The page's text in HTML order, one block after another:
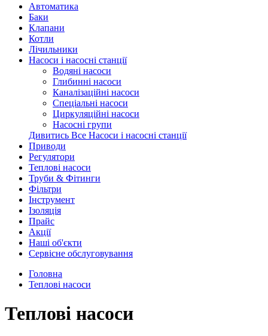
Автоматика
Баки
Клапани
Котли
Лічильники
Насоси і насосні станції
Водяні насоси
Глибинні насоси
Каналізаційні насоси
Спеціальні насоси
Циркуляційні насоси
Насосні групи
Дивитись Все Насоси і насосні станції
Приводи
Регулятори
Теплові насоси
Труби & Фітинги
Фільтри
Інструмент
Ізоляція
Прайс
Акції
Наші об'єкти
Сервісне обслуговування
Головна
Теплові насоси
Теплові насоси